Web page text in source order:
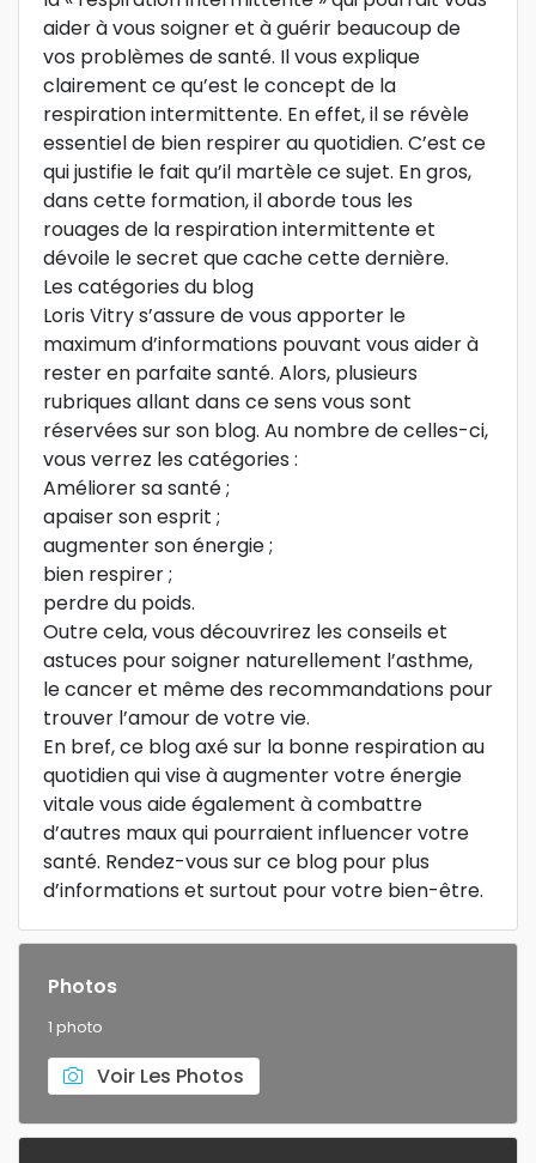
aider à vous soigner et à guérir beaucoup de
vos problèmes de santé. Il vous explique
clairement ce qu’est le concept de la
respiration intermittente. En effet, il se révèle
essentiel de bien respirer au quotidien. C’est ce
qui justifie le fait qu’il martèle ce sujet. En gros,
dans cette formation, il aborde tous les
rouages de la respiration intermittente et
dévoile le secret que cache cette dernière.
Les catégories du blog
Loris Vitry s’assure de vous apporter le
maximum d’informations pouvant vous aider à
rester en parfaite santé. Alors, plusieurs
rubriques allant dans ce sens vous sont
réservées sur son blog. Au nombre de celles-ci,
vous verrez les catégories :
Améliorer sa santé ;
apaiser son esprit ;
augmenter son énergie ;
bien respirer ;
perdre du poids.
Outre cela, vous découvrirez les conseils et
astuces pour soigner naturellement l’asthme,
le cancer et même des recommandations pour
trouver l’amour de votre vie.
En bref, ce blog axé sur la bonne respiration au
quotidien qui vise à augmenter votre énergie
vitale vous aide également à combattre
d’autres maux qui pourraient influencer votre
santé. Rendez-vous sur ce blog pour plus
d’informations et surtout pour votre bien-être.
Photos
1 photo
Voir Les Photos